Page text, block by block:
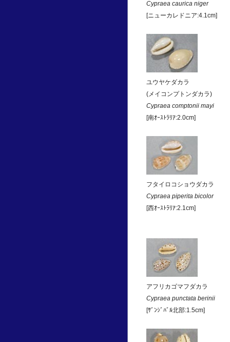
Cypraea caurica niger
[ニューカレドニア:4.1cm]
ユウヤケダカラ
(メイコンプトンダカラ)
Cypraea comptonii mayi
[南ｵｰｽﾄﾗﾘｱ:2.0cm]
フタイロコショウダカラ
Cypraea piperita bicolor
[西ｵｰｽﾄﾗﾘｱ:2.1cm]
アフリカゴマフダカラ
Cypraea punctata berinii
[ｻﾞﾝｼﾞﾊﾞﾙ北部:1.5cm]